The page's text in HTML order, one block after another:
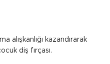
alışkanlığı kazandırarak
diş fırçası.